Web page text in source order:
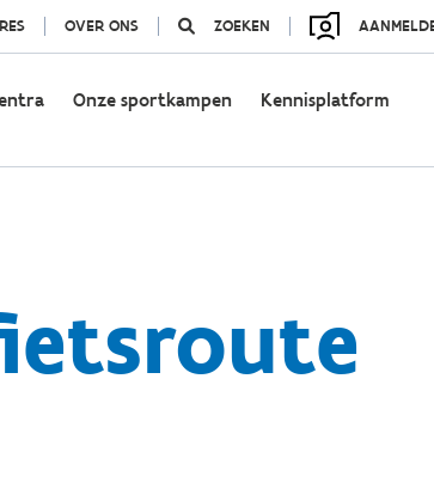
OVER ONS ZOEKEN
Onze sportkampen Kennisplatform